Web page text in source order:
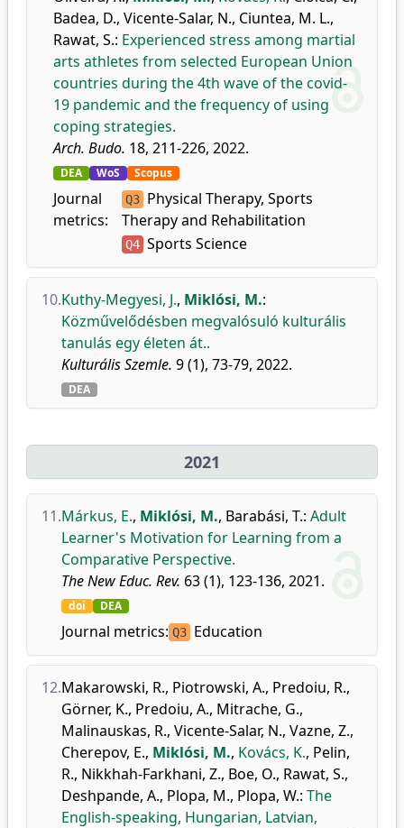
Badea, D., Vicente-Salar, N., Ciuntea, M. L.,
Rawat, S.: Experienced stress among martial
arts athletes from selected European Union
countries during the 4th wave of the covid-
19 pandemic and the frequency of using
coping strategies.
Arch. Budo. 18, 211-226, 2022.
DEA WoS Scopus
Journal
metrics:
Q3 Physical Therapy, Sports
Therapy and Rehabilitation
Q4 Sports Science
10.Kuthy-Megyesi, J., Miklósi, M.:
Közművelődésben megvalósuló kulturális
tanulás egy életen át..
Kulturális Szemle. 9 (1), 73-79, 2022.
DEA
2021
11.Márkus, E., Miklósi, M., Barabási, T.: Adult
Learner's Motivation for Learning from a
Comparative Perspective.
The New Educ. Rev. 63 (1), 123-136, 2021.
doi DEA
Journal metrics: Q3 Education
12.Makarowski, R., Piotrowski, A., Predoiu, R.,
Görner, K., Predoiu, A., Mitrache, G.,
Malinauskas, R., Vicente-Salar, N., Vazne, Z.,
Cherepov, E., Miklósi, M., Kovács, K., Pelin,
R., Nikkhah-Farkhani, Z., Boe, O., Rawat, S.,
Deshpande, A., Plopa, M., Plopa, W.: The
English-speaking, Hungarian, Latvian,